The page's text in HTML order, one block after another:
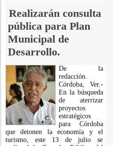
Realizarán consulta
pública para Plan
Municipal de
Desarrollo.
De la
redacción.
Córdoba, Ver.-
En la búsqueda
de aterrizar
proyectos
estratégicos
para Córdoba
que detonen la economía y el
turismo, este 13 de julio se